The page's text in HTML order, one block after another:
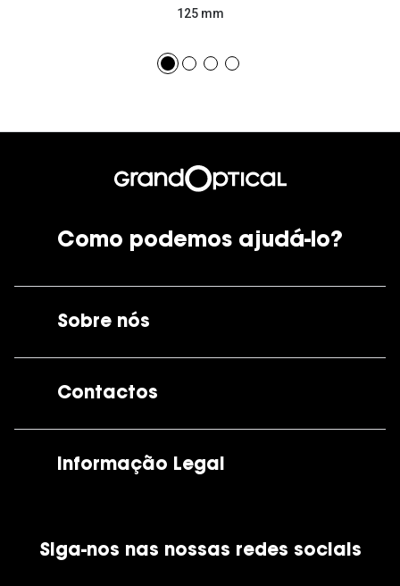
125 mm
Como podemos ajudá-lo?
Sobre nós
Contactos
Informação Legal
Política de Cookies
Siga-nos nas nossas redes sociais